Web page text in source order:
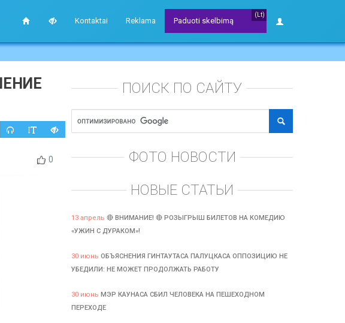
Kontaktai Reklama
(Lt)
Paduoti skelbimą
0
ПОИСК ПО САЙТУ
ФОТО НОВОСТИ
НОВЫЕ СТАТЬИ
13 апрель 🔴 ВНИМАНИЕ! 🔴 РОЗЫГРЫШ БИЛЕТОВ НА КОМЕДИЮ
«УЖИН С ДУРАКОМ»!
30 июнь ОБЪЯСНЕНИЯ ГИНТАУТАСА ПАЛУЦКАСА ОППОЗИЦИЮ НЕ
УБЕДИЛИ: НЕ МОЖЕТ ПРОДОЛЖАТЬ РАБОТУ
30 июнь МЭР КАУНАСА СБИЛ ЧЕЛОВЕКА НА ПЕШЕХОДНОМ
ПЕРЕХОДЕ